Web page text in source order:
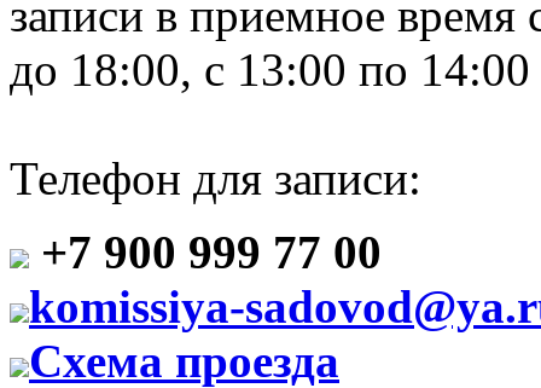
записи в приемное время
до 18:00, с 13:00 по 14:00
Телефон для записи:
+7 900 999 77 00
komissiya-
Схема проезда